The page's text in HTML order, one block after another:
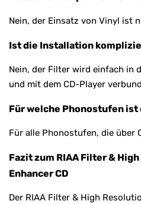
Nein, der Einsatz von Vinyl ist
Ist die Installation
Nein, der Filter wird einfach in
und mit dem CD-Player
Für welche Phonostufen ist
Für alle Phonostufen, die über
Fazit zum RIAA Filter &
Enhancer CD
Der RIAA Filter & High